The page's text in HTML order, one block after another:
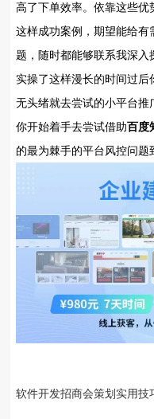
高了下单效率。依靠这些优
这样成功案例，期望能给有
题，随时都能够联系我深入
实操了这样漫长的时间过后
无头绪就去尝试的小平台推
你开始着手去尝试借助百度
的最为棘手的平台风控问题